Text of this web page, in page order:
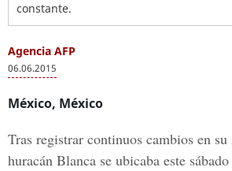
constante.
Agencia AFP
06.06.2015
México, México
Tras registrar continuos cambios en
huracán Blanca se ubicaba este